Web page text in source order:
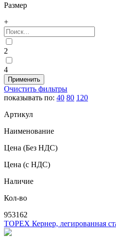
Размер
+
2
4
Очистить фильтры
показывать по: 40 80 120
Артикул
Наименование
Цена (Без НДС)
Цена (с НДС)
Наличие
Кол-во
953162
TOPEX Кернер, легированная